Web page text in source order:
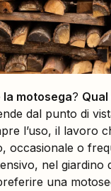
motosega?
dal punto di
l’uso, il lavoro
occasionale o
nel giardino
una